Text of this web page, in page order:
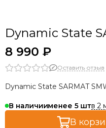
Dynamic State
8 990 ₽
Оставить отзыв
Dynamic State SARMAT
В наличиименее 5 в 2
В